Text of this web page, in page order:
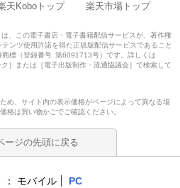
天Koboトップ 楽天市場トップ
、この電子書店・電子書籍配信サービスが、著作権
テンツ使用許諾を得た正規版配信サービスであること
商標（登録番号 第6091713号）です。詳しくは
ク］または［電子出版制作・流通協議会］で検索して
め、サイト内の表示価格がページによって異なる場
格は買い物かごでご確認ください。
ージの先頭に戻る
モバイル PC